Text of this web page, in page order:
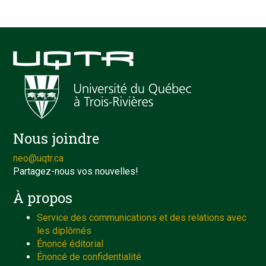
Nous joindre
neo@uqtr.ca
Partagez-nous vos nouvelles!
À propos
Service des communications et des relations avec
les diplômés
Énoncé éditorial
Énoncé de confidentialité